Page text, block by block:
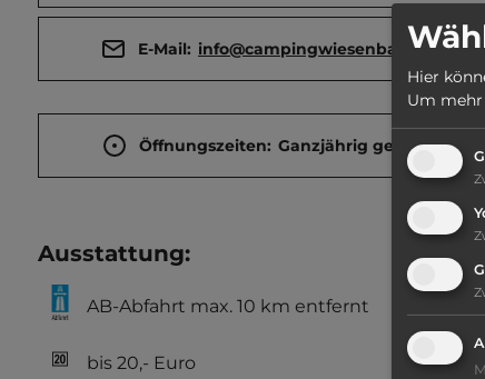
E-Mail: info@campingwiesenbach.be
Öffnungszeiten: Ganzjährig geöffnet
Ausstattung:
AB-Abfahrt max. 10 km entfernt
bis 20,- Euro
Hier
Um mehr